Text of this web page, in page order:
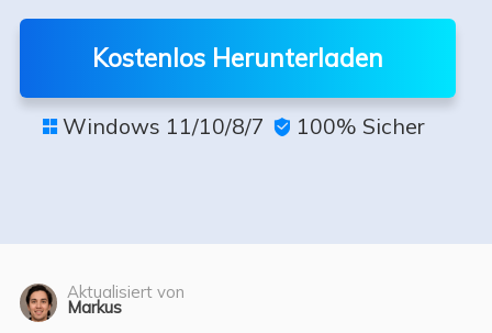
Kostenlos Herunterladen
 Windows 11/10/8/7  100% Sicher
Aktualisiert von
Markus